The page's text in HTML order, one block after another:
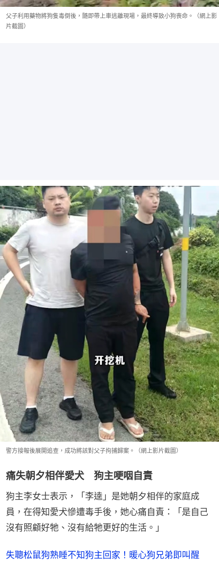
父子利用藥物將狗隻毒倒後，隨即帶上車逃離現場，最終導致小狗喪命。（網上影
片截圖）
警方接報後展開追查，成功將該對父子拘捕歸案。（網上影片截圖）
痛失朝夕相伴愛犬 狗主哽咽自責
狗主李女士表示，「李逵」是她朝夕相伴的家庭成
員，在得知愛犬慘遭毒手後，她心痛自責：「是自己
沒有照顧好牠、沒有給牠更好的生活。」
失聰松鼠狗熟睡不知狗主回家！暖心狗兄弟即叫醒